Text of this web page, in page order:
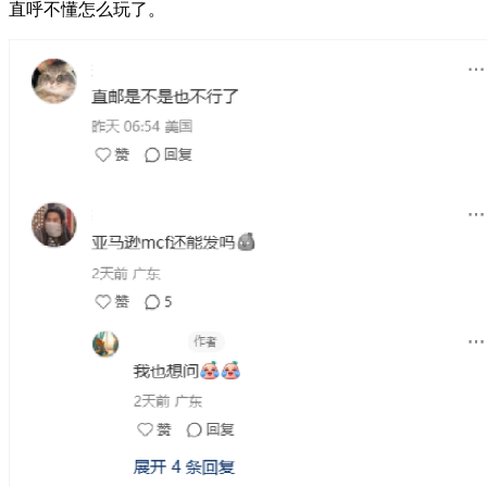
直呼不懂怎么玩了。